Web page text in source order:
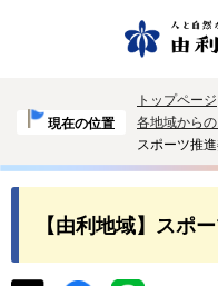
現在の位置
トップページ
各地域から
スポーツ推
【由利地域】スポ